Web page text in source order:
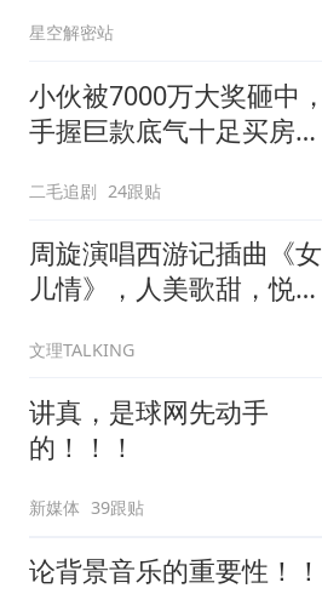
星空解密站
小伙被7000万大奖砸中，
手握巨款底气十足买房不
二毛追剧 24跟贴
周旋演唱西游记插曲《女
儿情》，人美歌甜，悦耳
文理TALKING
讲真，是球网先动手
的！！！
新媒体 39跟贴
论背景音乐的重要性！！